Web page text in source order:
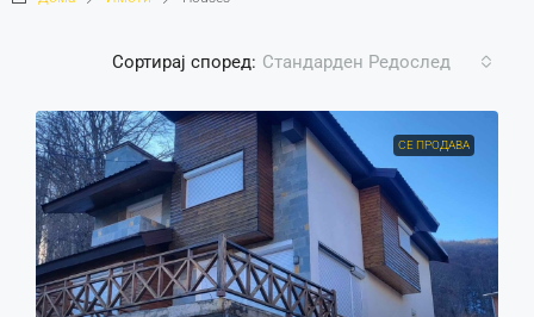
Сортирај според: Стандарден Редослед
СЕ ПРОДАВА